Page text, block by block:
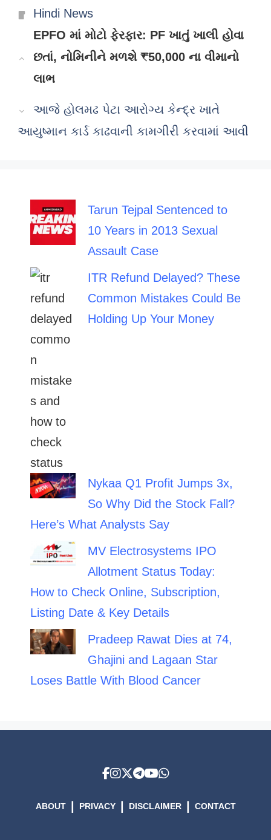
Categories
Hindi News
EPFO માં મોટો ફેરફાર: PF ખાતું ખાલી હોવા
છતાં, નોમિનીને મળશે ₹50,000 ના વીમાનો
લાભ
આજે હોલમઢ પેટા આરોગ્ય કેન્દ્ર ખાતે
આયુષ્માન કાર્ડ કાઢવાની કામગીરી કરવામાં આવી
Tarun Tejpal Sentenced to
10 Years in 2013 Sexual
Assault Case
ITR Refund Delayed? These
Common Mistakes Could Be
Holding Up Your Money
Nykaa Q1 Profit Jumps 3x,
So Why Did the Stock Fall?
Here’s What Analysts Say
MV Electrosystems IPO
Allotment Status Today:
How to Check Online, Subscription,
Listing Date & Key Details
Pradeep Rawat Dies at 74,
Ghajini and Lagaan Star
Loses Battle With Blood Cancer
ABOUT PRIVACY DISCLAIMER CONTACT